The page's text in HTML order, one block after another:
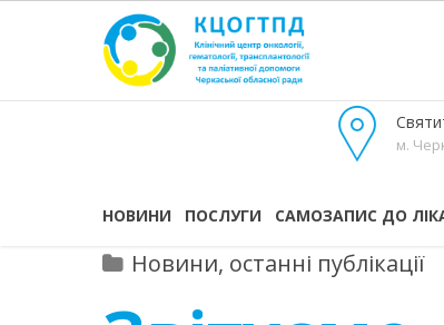
м.
НОВИНИ ПОСЛУГИ САМОЗАПИС ДО
Новини, останні публікації